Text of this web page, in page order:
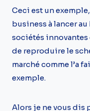
Ceci est un
business à lancer au
sociétés
de reproduire le
marché comme l’a
exemple.
Alors je ne vous dis